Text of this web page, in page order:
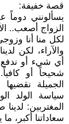
قصة خفيفة:
يسألونني
الزواج أصعب..
لكل منا أنا
والآراء، لكن
أي شيء أو
شحيحاً أو كافياً.
الجميلة
سياسة الولد
المغتربين:
سعاداتنا أكبر،